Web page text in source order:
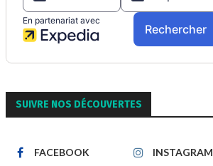
SUIVRE NOS DÉCOUVERTES
FACEBOOK INSTAGRAM